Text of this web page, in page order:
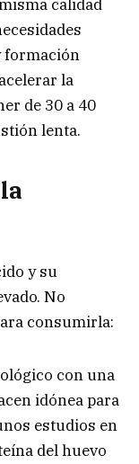
calidad
formación
la
de 30 a 40
lenta.
y su
No
consumirla:
con una
idónea para
estudios en
del huevo